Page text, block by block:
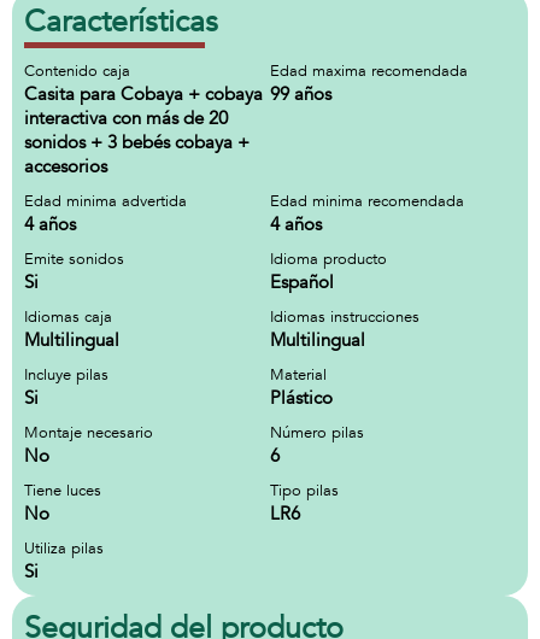
Características
Contenido caja
Casita para Cobaya + cobaya
interactiva con más de 20
sonidos + 3 bebés cobaya +
accesorios
Edad maxima recomendada
99 años
Edad minima advertida
4 años
Edad minima recomendada
4 años
Emite sonidos
Si
Idioma producto
Español
Idiomas caja
Multilingual
Idiomas instrucciones
Multilingual
Incluye pilas
Si
Material
Plástico
Montaje necesario
No
Número pilas
6
Tiene luces
No
Tipo pilas
LR6
Utiliza pilas
Si
Seguridad del producto